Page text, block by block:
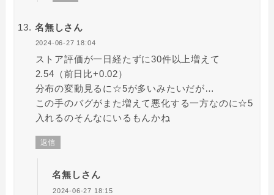
名無しさん
2024-06-27 18:04
ストア評価が一日経たずに30件以上増えて
2.54（前日比+0.02）
分布の変動見るに☆5が多いみたいだが…
この手のバグがまた増えて悪化する一方なのに☆5
入れるのそんなにいるもんかね
返信
名無しさん
2024-06-27 18:15